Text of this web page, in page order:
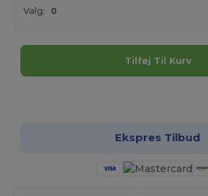
Valg: 0
Tilføj Til Kurv
Ekspres Tilbud